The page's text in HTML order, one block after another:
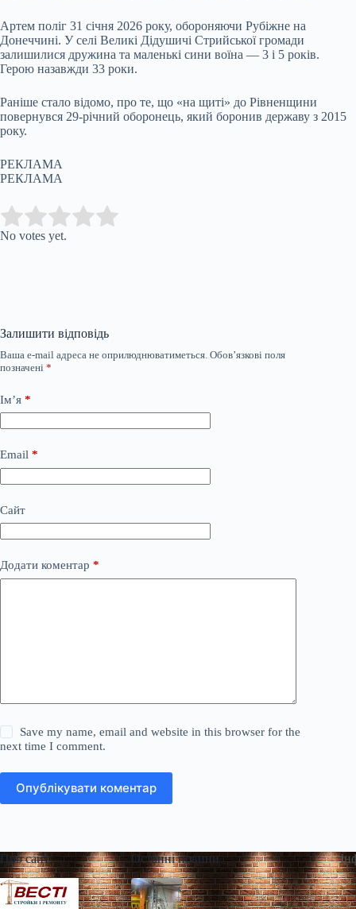
Артем поліг 31 січня 2026 року, обороняючи Рубіжне на
Донеччині. У селі Великі Дідушичі Стрийської громади
залишилися дружина та маленькі сини воїна — 3 і 5 років.
Герою назавжди 33 роки.
Раніше стало відомо, про те, що «на щиті» до Рівненщини
повернувся 29-річний оборонець, який боронив державу з 2015
року.
РЕКЛАМА
РЕКЛАМА
Rate this item:
No votes yet.
Залишити відповідь
Ваша e-mail адреса не оприлюднюватиметься. Обов’язкові поля
позначені *
Ім’я *
Email *
Сайт
Додати коментар *
Save my name, email and website in this browser for the
next time I comment.
Опублікувати коментар
Про сайт Останні новини